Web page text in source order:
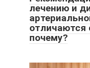
лечению и
отличаются
почему?